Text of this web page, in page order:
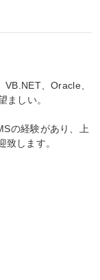
、Oracle、
ましい。
の経験があり、上
します。